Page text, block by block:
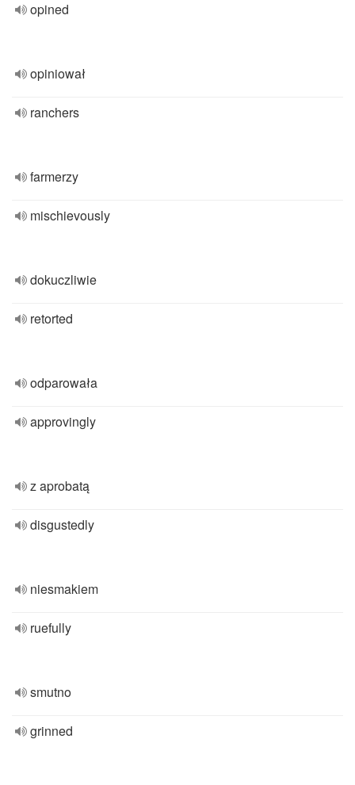
opined
opiniował
ranchers
farmerzy
mischievously
dokuczliwie
retorted
odparowała
approvingly
z aprobatą
disgustedly
niesmakiem
ruefully
smutno
grinned